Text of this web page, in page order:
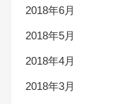
2018年6月
2018年5月
2018年4月
2018年3月